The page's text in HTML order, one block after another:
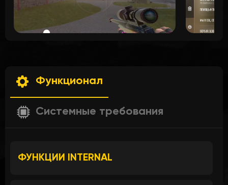
Функционал
Системные требования
ФУНКЦИИ INTERNAL